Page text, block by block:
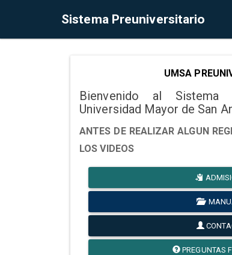
Sistema Preuniversitario
UMSA
Bienvenido al Sistema
Universidad Mayor de San
ANTES DE REALIZAR ALGUN
LOS VIDEOS
PREGUNTAS